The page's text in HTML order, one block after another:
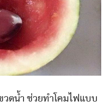
วดน้ำ ช่วยทำโคมไฟแบบ